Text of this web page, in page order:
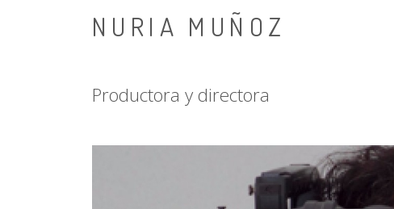
NURIA MUÑOZ
Productora y directora